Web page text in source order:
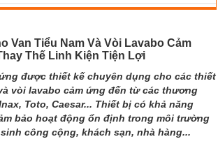
Van Tiểu Nam Và Vòi Lavabo Cảm
Thế Linh Kiện Tiện Lợi
được thiết kế chuyên dụng cho các thiết
vòi lavabo cảm ứng đến từ các thương
Toto, Caesar... Thiết bị có khả năng
bảo hoạt động ổn định trong môi trường
công cộng, khách sạn, nhà hàng...